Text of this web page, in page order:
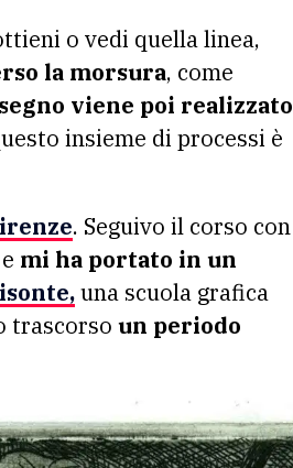
o vedi quella linea,
la morsura, come
viene poi realizzato
insieme di processi è
. Seguivo il corso con
mi ha portato in un
una scuola grafica
trascorso un periodo